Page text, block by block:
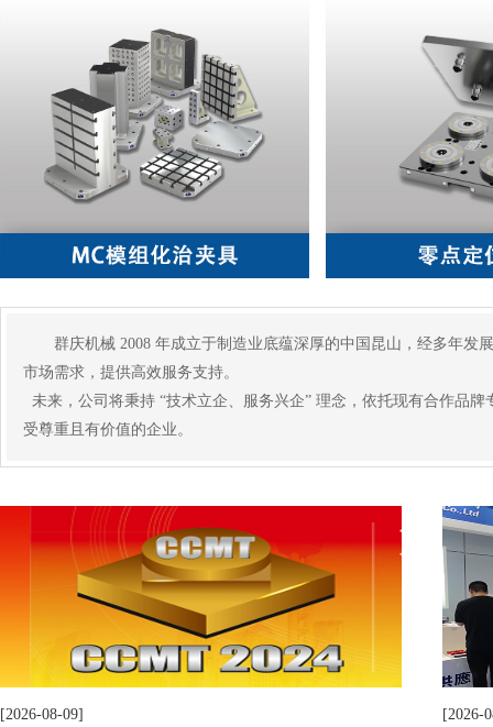
群庆机械 2008 年成立于制造业底蕴深厚的中国昆山，经多年
市场需求，提供高效服务支持。​
未来，公司将秉持 “技术立企、服务兴企” 理念，依托现有合作品
受尊重且有价值的企业。
[2026-08-09] [2026-